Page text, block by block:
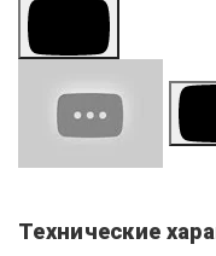
Технические